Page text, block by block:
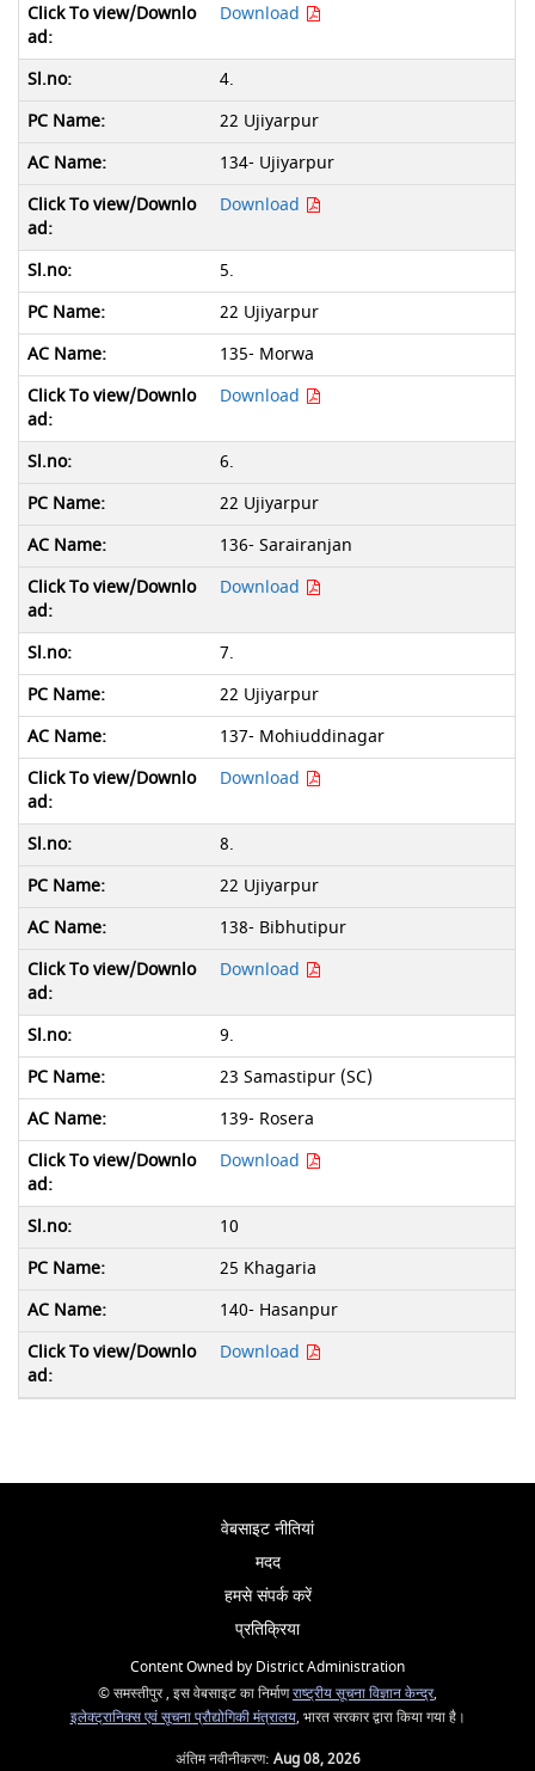
Download
4.
22 Ujiyarpur
134- Ujiyarpur
Download
5.
22 Ujiyarpur
135- Morwa
Download
6.
22 Ujiyarpur
136- Sarairanjan
Download
7.
22 Ujiyarpur
137- Mohiuddinagar
Download
8.
22 Ujiyarpur
138- Bibhutipur
Download
9.
23 Samastipur (SC)
139- Rosera
Download
10
25 Khagaria
140- Hasanpur
Download
वेबसाइट नीतियां
मदद
हमसे संपर्क करें
प्रतिक्रिया
Content Owned by District Administration
© समस्तीपुर , इस वेबसाइट का निर्माणराष्ट्रीय सूचना विज्ञान केन्द्र,
इलेक्ट्रानिक्स एवं सूचना प्रौद्योगिकी मंत्रालय, भारत सरकार द्वारा किया गया है।
अंतिम नवीनीकरण: Aug 08, 2026